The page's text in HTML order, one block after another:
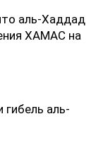
аль-Хаддад
ХАМАС на
аль-